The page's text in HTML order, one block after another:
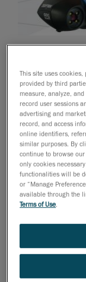
2014年5月13
ブル3D測定ソ
3Dエンジニア
は本日、実際
ンツを作成す
ソリューショ
ーのGo!SCAN
のVXmodelは、
の理想的なソ
Go!SCAN 3D
オブジェクト
ンアップし、
きます。
を省略でき、
This site uses
provided by third
measure, analyze,
record user sessions
advertising and
record, and access
online identifiers,
similar purposes. By
continue to browse
only cookies
functionalities will be
or “Manage
available through the
Terms of Use